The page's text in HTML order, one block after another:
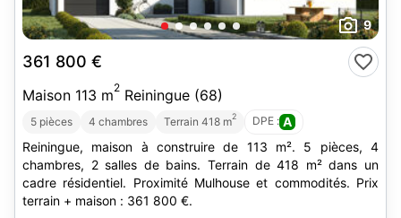
9
361 800 €
Maison 113 m2 Reiningue (68)
5 pièces 4 chambres Terrain 418 m2 DPE : A
Reiningue, maison à construire de 113 m². 5 pièces, 4
chambres, 2 salles de bains. Terrain de 418 m² dans un
cadre résidentiel. Proximité Mulhouse et commodités. Prix
terrain + maison : 361 800 €.